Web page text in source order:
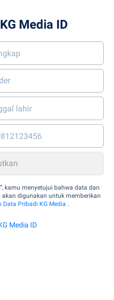
Media ID
kamu menyetujui bahwa data dan
digunakan untuk memberikan
Data Pribadi KG Media .
Media ID